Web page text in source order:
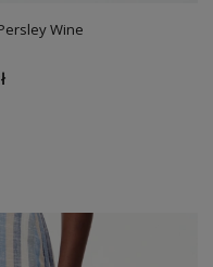
7 DE Black